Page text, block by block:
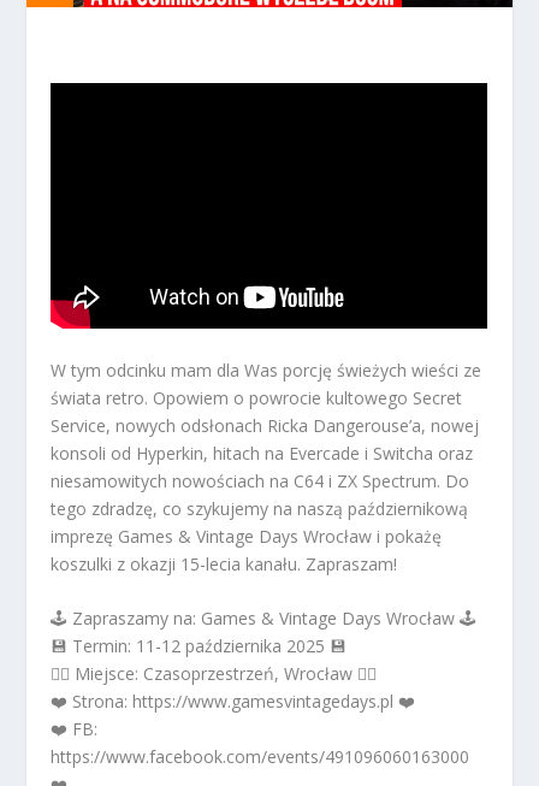
W tym odcinku mam dla Was porcję świeżych wieści ze
świata retro. Opowiem o powrocie kultowego Secret
Service, nowych odsłonach Ricka Dangerouse’a, nowej
konsoli od Hyperkin, hitach na Evercade i Switcha oraz
niesamowitych nowościach na C64 i ZX Spectrum. Do
tego zdradzę, co szykujemy na naszą październikową
imprezę Games & Vintage Days Wrocław i pokażę
koszulki z okazji 15-lecia kanału. Zapraszam!
🕹️ Zapraszamy na: Games & Vintage Days Wrocław 🕹️
💾 Termin: 11-12 października 2025 💾
🧙‍♀️ Miejsce: Czasoprzestrzeń, Wrocław 🧙‍♀️
❤️ Strona: https://www.gamesvintagedays.pl ❤️
❤️ FB:
https://www.facebook.com/events/491096060163000